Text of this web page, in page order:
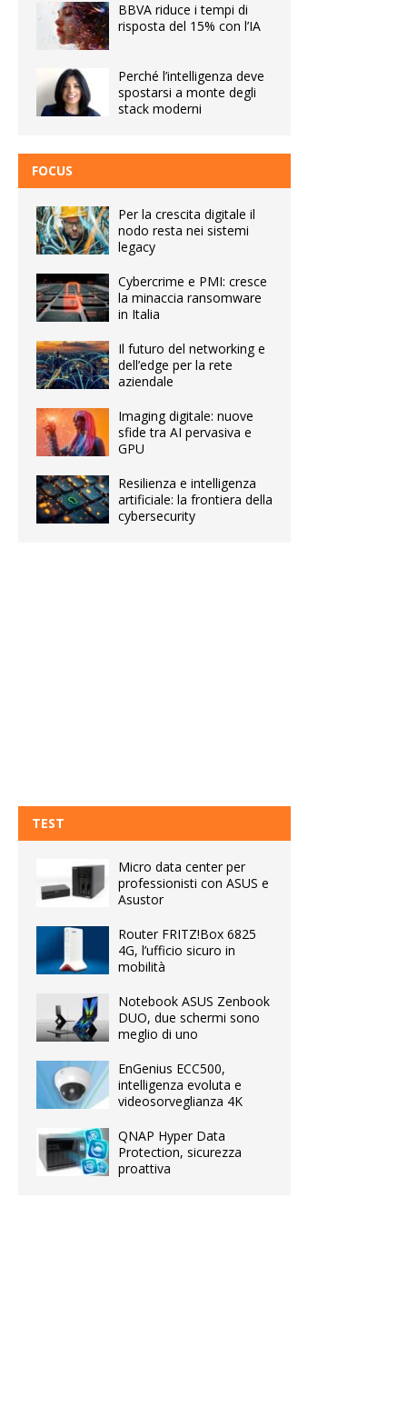
BBVA riduce i tempi di
risposta del 15% con l’IA
Perché l’intelligenza deve
spostarsi a monte degli
stack moderni
FOCUS
Per la crescita digitale il
nodo resta nei sistemi
legacy
Cybercrime e PMI: cresce
la minaccia ransomware
in Italia
Il futuro del networking e
dell’edge per la rete
aziendale
Imaging digitale: nuove
sfide tra AI pervasiva e
GPU
Resilienza e intelligenza
artificiale: la frontiera della
cybersecurity
TEST
Micro data center per
professionisti con ASUS e
Asustor
Router FRITZ!Box 6825
4G, l’ufficio sicuro in
mobilità
Notebook ASUS Zenbook
DUO, due schermi sono
meglio di uno
EnGenius ECC500,
intelligenza evoluta e
videosorveglianza 4K
QNAP Hyper Data
Protection, sicurezza
proattiva